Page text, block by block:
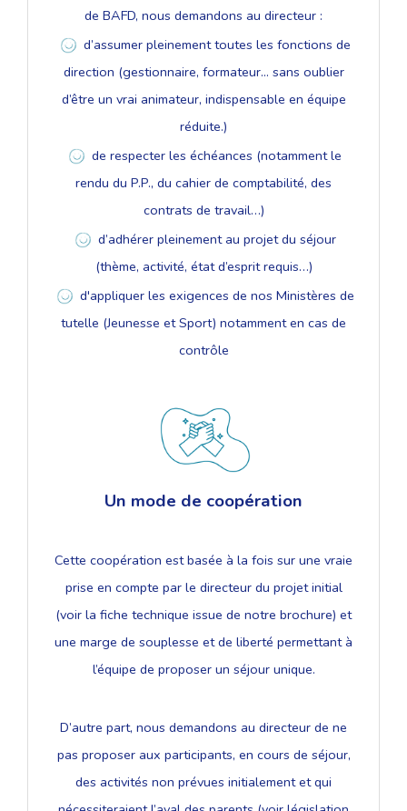
de BAFD, nous demandons au directeur :
d’assumer pleinement toutes les fonctions de
direction (gestionnaire, formateur... sans oublier
d’être un vrai animateur, indispensable en équipe
réduite.)
de respecter les échéances (notamment le
rendu du P.P., du cahier de comptabilité, des
contrats de travail…)
d’adhérer pleinement au projet du séjour
(thème, activité, état d’esprit requis…)
d'appliquer les exigences de nos Ministères de
tutelle (Jeunesse et Sport) notamment en cas de
contrôle
Un mode de coopération
Cette coopération est basée à la fois sur une vraie
prise en compte par le directeur du projet initial
(voir la fiche technique issue de notre brochure) et
une marge de souplesse et de liberté permettant à
l’équipe de proposer un séjour unique.
D’autre part, nous demandons au directeur de ne
pas proposer aux participants, en cours de séjour,
des activités non prévues initialement et qui